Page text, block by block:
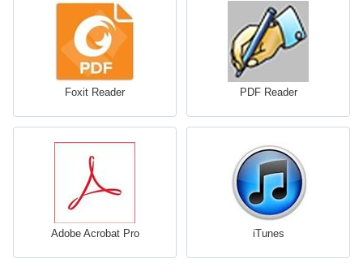
Foxit Reader PDF Reader
Adobe Acrobat Pro iTunes